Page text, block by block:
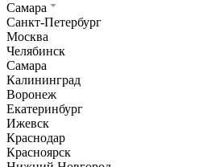
Самара
Санкт-Петербург
Москва
Челябинск
Самара
Калининград
Воронеж
Екатеринбург
Ижевск
Краснодар
Красноярск